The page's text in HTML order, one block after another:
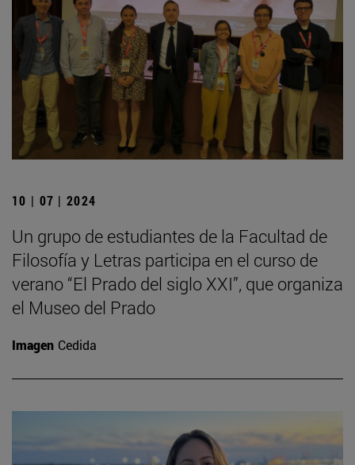
10 | 07 | 2024
Un grupo de estudiantes de la Facultad de
Filosofía y Letras participa en el curso de
verano “El Prado del siglo XXI”, que organiza
el Museo del Prado
Imagen Cedida